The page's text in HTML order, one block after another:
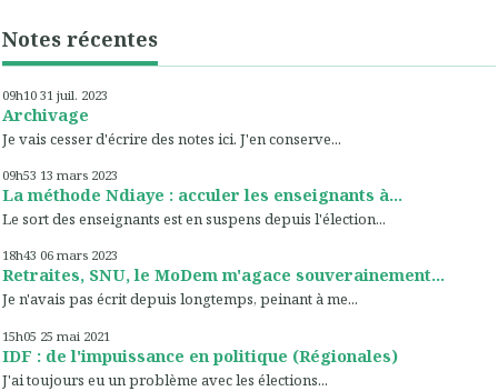
Notes récentes
09h10 31 juil. 2023
Archivage
Je vais cesser d'écrire des notes ici. J'en conserve...
09h53 13 mars 2023
La méthode Ndiaye : acculer les enseignants à...
Le sort des enseignants est en suspens depuis l'élection...
18h43 06 mars 2023
Retraites, SNU, le MoDem m'agace souverainement...
Je n'avais pas écrit depuis longtemps, peinant à me...
15h05 25 mai 2021
IDF : de l'impuissance en politique (Régionales)
J'ai toujours eu un problème avec les élections...